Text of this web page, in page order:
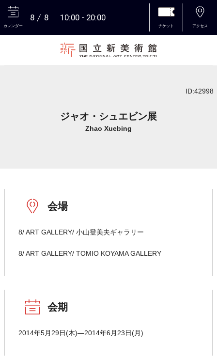
カレンダー
8 8 10:00 20:00
チケット アクセス
ID:42998
ジャオ・シュエビン展
Zhao Xuebing
会場
8/ ART GALLERY/ 小山登美夫ギャラリー
8/ ART GALLERY/ TOMIO KOYAMA GALLERY
会期
2014年5月29日(木)―2014年6月23日(月)